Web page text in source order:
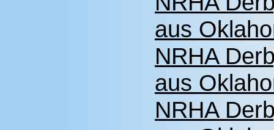
aus
NRHA
aus
NRHA